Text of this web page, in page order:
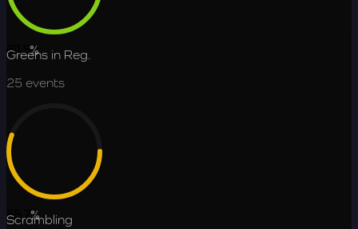
69.5%
Greens in Reg.
25 events
55.7%
Scrambling